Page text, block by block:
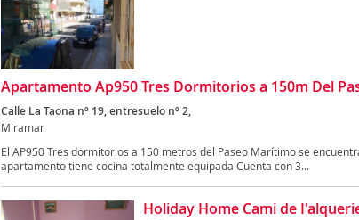
Apartamento Ap950 Tres Dormitorios a 150m Del
Calle La Taona nº 19, entresuelo nº 2,
Miramar
El AP950 Tres dormitorios a 150 metros del Paseo Marítimo se
apartamento tiene cocina totalmente equipada Cuenta con 3...
Holiday Home Cami de